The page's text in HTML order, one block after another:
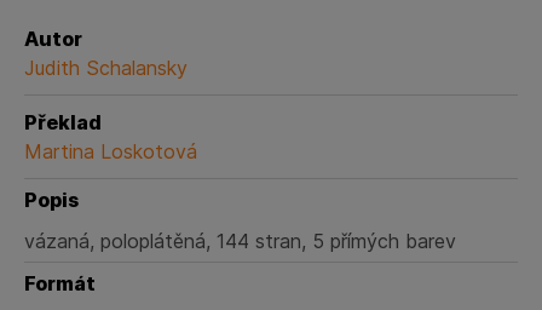
Autor
Judith Schalansky
Překlad
Martina Loskotová
Popis
vázaná, poloplátěná, 144 stran, 5 přímých barev
Formát